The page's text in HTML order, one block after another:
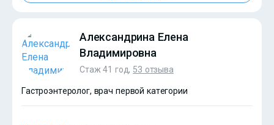
Александрина Елена
Владимировна
Стаж 41 год, 53 отзыва
Гастроэнтеролог, врач первой категории